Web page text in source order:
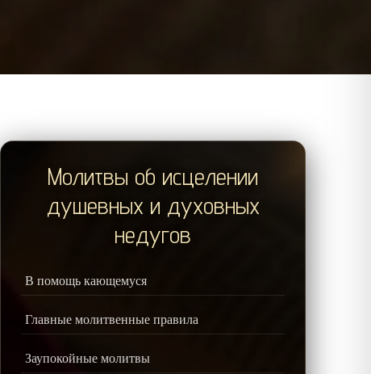
Молитвы об исцелении
душевных и духовных
недугов
В помощь кающемуся
Главные молитвенные правила
Заупокойные молитвы